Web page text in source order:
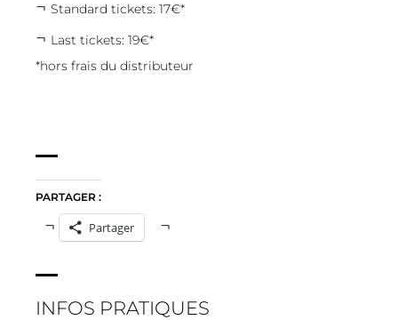
Standard tickets: 17€*
Last tickets: 19€*
*hors frais du distributeur
PARTAGER :
Partager
INFOS PRATIQUES